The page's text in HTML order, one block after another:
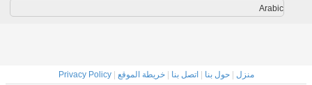
Arabic
منزل |حول بنا اتصل بنا |خريطة الموقع |
Privacy Policy